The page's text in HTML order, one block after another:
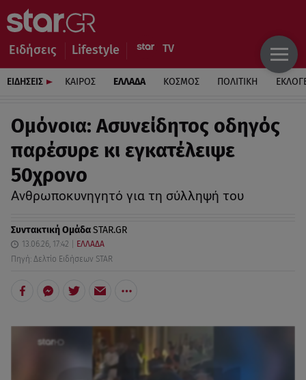
Ειδήσεις Lifestyle
ΕΙΔΗΣΕΙΣ ΚΑΙΡΟΣ ΕΛΛΑΔΑ ΚΟΣΜΟΣ ΠΟΛΙΤΙΚΗ
Ομόνοια: Ασυνείδητος οδηγός
παρέσυρε κι εγκατέλειψε
50χρονο
Ανθρωποκυνηγητό για τη σύλληψή του
Συντακτική ΟμάδαSTAR.GR
13.06.26, 17:42
ΕΛΛΑΔΑ
Πηγή: Δελτίο Ειδήσεων STAR